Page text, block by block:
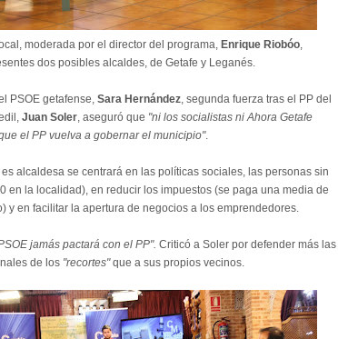
moderada por el director del programa, Enrique Riobóo,
dos posibles alcaldes, de Getafe y Leganés.
PSOE getafense, Sara Hernández, segunda fuerza tras el PP del
Juan Soler, aseguró que "ni los socialistas ni Ahora Getafe
el PP vuelva a gobernar el municipio".
alcaldesa se centrará en las políticas sociales, las personas sin
en la localidad), en reducir los impuestos (se paga una media de
y en facilitar la apertura de negocios a los emprendedores.
jamás pactará con el PP". Criticó a Soler por defender más las
de los "recortes"que a sus propios vecinos.